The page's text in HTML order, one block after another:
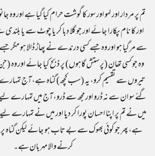
تم پر مردار اور لہو اور سور کا گوشت حرام کیا گیا ہے اور وہ
اور کا نام پکارا جائے اور جو گلا دبا کر یا چوٹ سے یا
سے مر گیا ہو اور وہ جسے کسی درندے نے پھاڑ ڈالا ہو مگر
وہ جو کسی تھان (پرستش گاہوں) پر ذبح کیا جائے اور
تیروں سے تقسیم کرو، یہ (سب کچھ) گناہ ہے، آج تمہارے
گئے سو ان سے نہ ڈرو اور مجھ سے ڈرو، آج میں تمہارے لیے
میں نے تم پر اپنا احسان پورا کر دیا اور میں نے تمہارے
ہے، پھر جو کوئی بھوک سے بے تاب ہو جائے لیکن گناہ پر
کرنے والا مہربان ہے۔